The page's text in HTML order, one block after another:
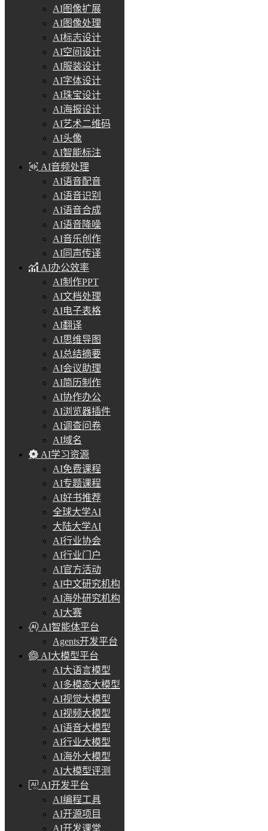
AI图像扩展
AI图像处理
AI标志设计
AI空间设计
AI服装设计
AI字体设计
AI珠宝设计
AI海报设计
AI艺术二维码
AI头像
AI智能标注
AI音频处理
AI语音配音
AI语音识别
AI语音合成
AI语音降噪
AI音乐创作
AI同声传译
AI办公效率
AI制作PPT
AI文档处理
AI电子表格
AI翻译
AI思维导图
AI总结摘要
AI会议助理
AI简历制作
AI协作办公
AI浏览器插件
AI调查问卷
AI域名
AI学习资源
AI免费课程
AI专题课程
AI好书推荐
全球大学AI
大陆大学AI
AI行业协会
AI行业门户
AI官方活动
AI中文研究机构
AI海外研究机构
AI大赛
AI智能体平台
Agents开发平台
AI大模型平台
AI大语言模型
AI多模态大模型
AI视觉大模型
AI视频大模型
AI语音大模型
AI行业大模型
AI海外大模型
AI大模型评测
AI开发平台
AI编程工具
AI开源项目
AI开发课堂